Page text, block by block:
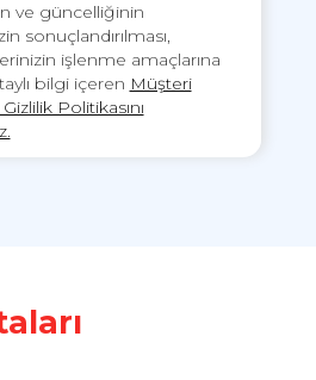
ve güncelliğinin
sonuçlandırılması,
işlenme amaçlarına
bilgi içeren Müşteri
Politikasını